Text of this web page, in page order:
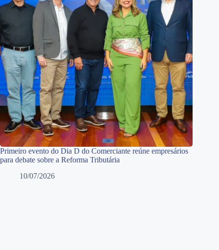
Primeiro evento do Dia D do Comerciante reúne empresários
para debate sobre a Reforma Tributária
10/07/2026